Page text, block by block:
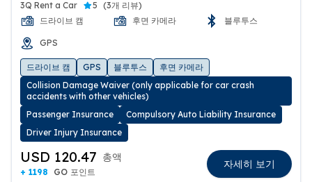
3Q Rent a Car 5 (3개 리뷰)
드라이브 캠
후면 카메라 블루투스
GPS
드라이브 캠 GPS 블루투스
후면 카메라
Collision Damage Waiver (only applicable for car crash
accidents with other vehicles)
Passenger Insurance
Compulsory Auto Liability Insurance
Driver Injury Insurance
USD 120.47 총액
+ 1198 GO 포인트
자세히 보기